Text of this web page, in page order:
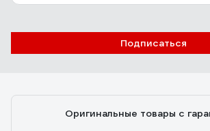
Подписаться
Оригинальные товары с